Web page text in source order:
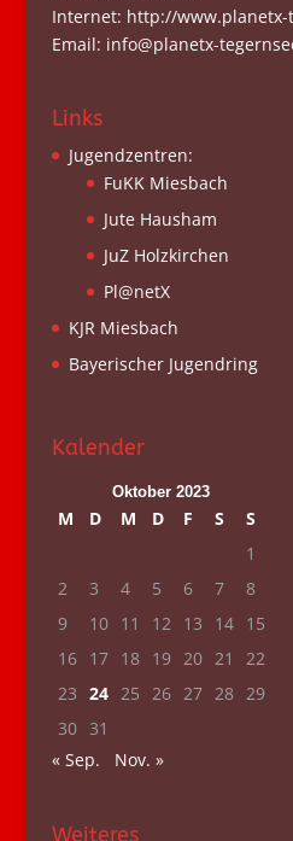
Internet: http://www.planetx-
Email: info@planetx-
Links
Jugendzentren:
FuKK Miesbach
Jute Hausham
JuZ Holzkirchen
Pl@netX
KJR Miesbach
Bayerischer Jugendring
Kalender
Oktober 2023
M D M D F S
S
1
2
3 4 5 6 7
8
9
10 11 12 13 14
15
16
17 18 19 20 21
22
23 24 25 26 27 28 29
30
31
« Sep.
Nov. »
Weiteres